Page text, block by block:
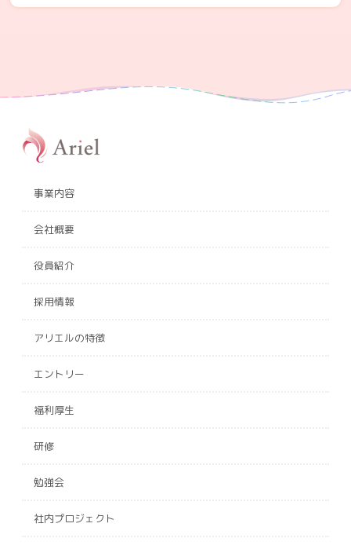
事業内容
会社概要
役員紹介
採用情報
アリエルの特徴
エントリー
福利厚生
研修
勉強会
社内プロジェクト